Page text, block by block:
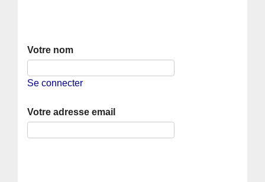
Votre nom
Se connecter
Votre adresse email